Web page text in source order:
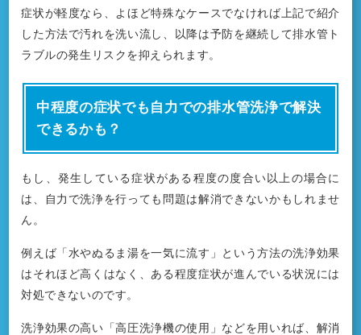
症状が軽度なら、よほど特殊なケースでなければ上記で紹介
した方法で汚れを洗い流し、以降は予防を継続して排水管ト
ラブルの発生リスクを抑えられます。
中程度の症状でも自力での排水管洗浄で解決
できるかも？
もし、発生している症状がある程度の度合い以上の場合に
は、自力で洗浄を行っても問題は解消できないかもしれませ
ん。
例えば「水やぬるま湯を一気に流す」という方法の洗浄効果
はそれほど高くはなく、ある程度症状が進んでいる状況には
対処できないのです。
洗浄効果の高い「高圧洗浄機の使用」などを用いれば、解消